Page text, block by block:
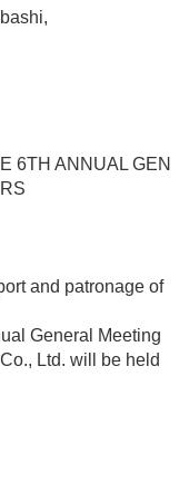
6TH ANNUAL GEN
and patronage of
General Meeting
Ltd. will be held